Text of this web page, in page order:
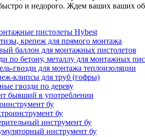
и недорого. Ждем ваших ваших
пистолеты Hybest
крепеж для прямого монтажа
баллон для монтажных пистолетов
по бетону, металлу для монтажных
гвозди для монтажа теплоизоляции
клипсы для труб (гофры)
гвозди по дереву
бывший в употреблении
бу
бу
инструмент бу
инструмент бу